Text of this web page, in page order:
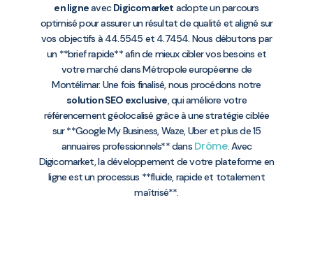
en ligneavecDigicomarket adopte un parcours
optimisé pour assurer un résultat de qualité et aligné sur
vos objectifs à 44.5545 et 4.7454. Nous débutons par
un **brief rapide** afin de mieux cibler vos besoins et
votre marché dans Métropole européenne de
Montélimar. Une fois finalisé, nous procédons notre
solution SEO exclusive, qui améliore votre
référencement géolocalisé grâce à une stratégie ciblée
sur **Google My Business, Waze, Uber et plus de 15
annuaires professionnels** dans Drôme. Avec
Digicomarket, la développement de votre plateforme en
ligne est un processus **fluide, rapide et totalement
maîtrisé**.